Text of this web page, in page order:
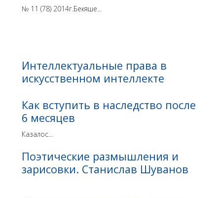
№ 11 (78) 2014г.Бекяше...
Интеллектуальные права в
искусственном интеллекте
Как вступить в наследство после
6 месяцев
Казалос...
Поэтические размышления и
зарисовки. Станислав Шуванов